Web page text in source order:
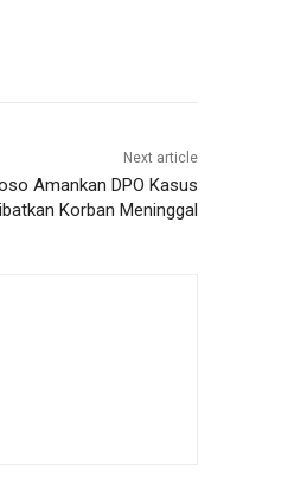
Next article
Amankan DPO Kasus
Korban Meninggal